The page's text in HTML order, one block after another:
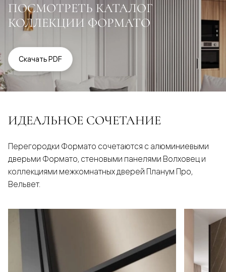
ПОСМОТРЕТЬ КАТАЛОГ
КОЛЛЕКЦИИ ФОРМАТО
Скачать PDF
ИДЕАЛЬНОЕ СОЧЕТАНИЕ
Перегородки Формато сочетаются с алюминиевыми
дверьми Формато, стеновыми панелями Волховец и
коллекциями межкомнатных дверей Планум Про,
Вельвет.